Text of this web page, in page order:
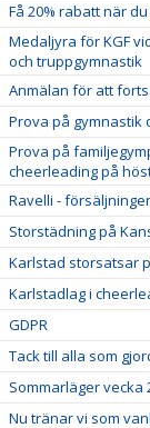
Få 20% rabatt när
Medaljyra för KGF
och truppgymnastik
Anmälan för att
Prova på gymnastik
Prova på
cheerleading på
Ravelli -
Storstädning på
Karlstad storsatsar
Karlstadlag i
GDPR
Tack till alla som
Sommarläger vecka
Nu tränar vi som